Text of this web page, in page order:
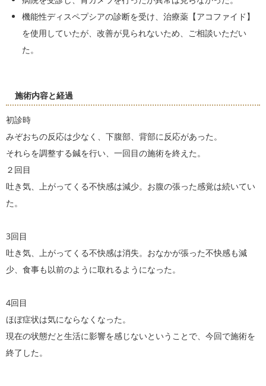
機能性ディスペプシアの診断を受け、治療薬【アコファイド】
を使用していたが、改善が見られないため、ご相談いただい
た。
施術内容と経過
初診時
みぞおちの反応は少なく、下腹部、背部に反応があった。
それらを調整する鍼を行い、一回目の施術を終えた。
２回目
吐き気、上がってくる不快感は減少。お腹の張った感覚は続いてい
た。
3回目
吐き気、上がってくる不快感は消失。おなかが張った不快感も減
少、食事も以前のように取れるようになった。
4回目
ほぼ症状は気にならなくなった。
現在の状態だと生活に影響を感じないということで、今回で施術を
終了した。